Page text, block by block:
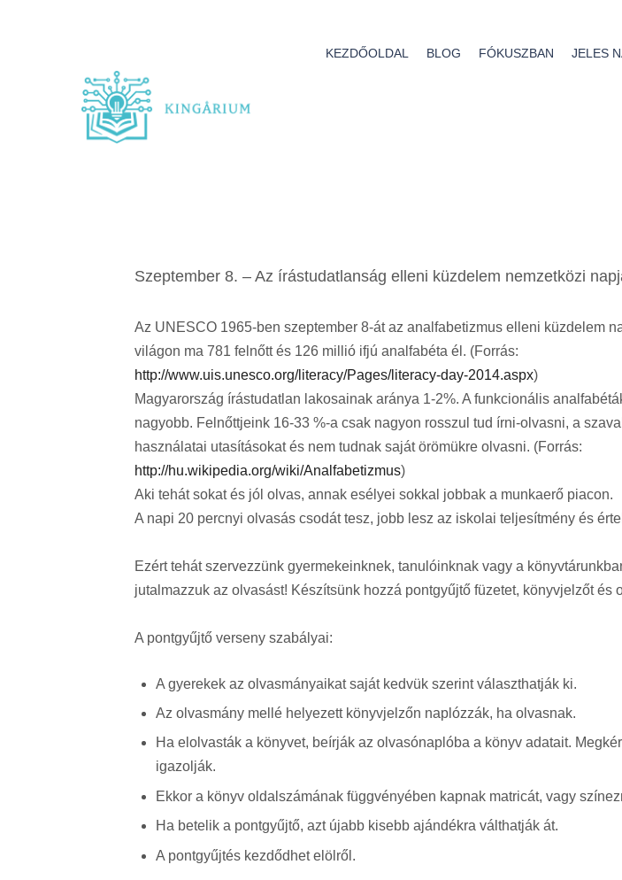
KEZDŐOLDAL BLOG FÓKUSZBAN JELES
2014.09.09. szerző:Kinga olvasásnépszerűsítés
OLVASÁS
Szeptember 8. – Az írástudatlanság elleni küzdelem nemzetközi
Az UNESCO 1965-ben szeptember 8-át az analfabetizmus elleni küzdelem
világon ma 781 felnőtt és 126 millió ifjú analfabéta él. (Forrás:
http://www.uis.unesco.org/literacy/Pages/literacy-day-2014.aspx)
Magyarország írástudatlan lakosainak aránya 1-2%. A funkcionális
nagyobb. Felnőttjeink 16-33 %-a csak nagyon rosszul tud írni-olvasni, a
használatai utasításokat és nem tudnak saját örömükre olvasni. (Forrás:
http://hu.wikipedia.org/wiki/Analfabetizmus)
Aki tehát sokat és jól olvas, annak esélyei sokkal jobbak a munkaerő piacon.
A napi 20 percnyi olvasás csodát tesz, jobb lesz az iskolai teljesítmény és
Ezért tehát szervezzünk gyermekeinknek, tanulóinknak vagy a
jutalmazzuk az olvasást! Készítsünk hozzá pontgyűjtő füzetet, könyvjelzőt és
A pontgyűjtő verseny szabályai:
A gyerekek az olvasmányaikat saját kedvük szerint választhatják ki.
Az olvasmány mellé helyezett könyvjelzőn naplózzák, ha olvasnak.
Ha elolvasták a könyvet, beírják az olvasónaplóba a könyv adatait.
igazolják.
Ekkor a könyv oldalszámának függvényében kapnak matricát, vagy
Ha betelik a pontgyűjtő, azt újabb kisebb ajándékra válthatják át.
A pontgyűjtés kezdődhet elölről.